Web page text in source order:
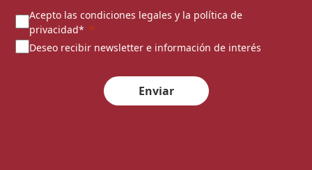
Acepto las condiciones legales y la política de
privacidad*
Deseo recibir newsletter e información de interés
Enviar